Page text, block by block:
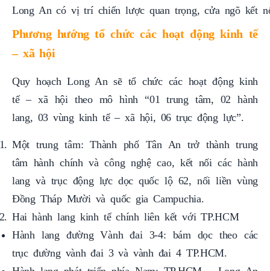
Long An có vị trí chiến lược quan trọng, cửa ngõ kết
Phương hướng tổ chức các hoạt động kinh tế
– xã hội
Quy hoạch Long An sẽ tổ chức các hoạt động kinh
tế – xã hội theo mô hình “01 trung tâm, 02 hành
lang, 03 vùng kinh tế – xã hội, 06 trục động lực”.
Một trung tâm: Thành phố Tân An trở thành trung
tâm hành chính và công nghệ cao, kết nối các hành
lang và trục động lực dọc quốc lộ 62, nối liền vùng
Đồng Tháp Mười và quốc gia Campuchia.
Hai hành lang kinh tế chính liên kết với TP.HCM
Hành lang đường Vành đai 3-4: bám dọc theo các
trục đường vành đai 3 và vành đai 4 TP.HCM.